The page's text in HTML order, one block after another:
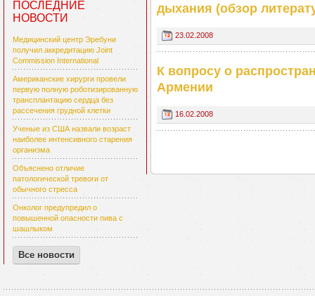
ПОСЛЕДНИЕ
НОВОСТИ
Медицинский центр Эребуни
получил аккредитацию Joint
Commission International
Американские хирурги провели
первую полную роботизированную
трансплантацию сердца без
рассечения грудной клетки
Ученые из США назвали возраст
наиболее интенсивного старения
организма
Объяснено отличие
патологической тревоги от
обычного стресса
Онколог предупредил о
повышенной опасности пива с
шашлыком
Все новости
дыхания (обзор
23.02.2008
К вопросу о
Армении
16.02.2008